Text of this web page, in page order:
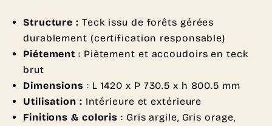
Structure : Teck issu de forêts gérées
durablement (certification responsable)
Piétement : Piètement et accoudoirs en teck
brut
Dimensions : L 1420 x P 730.5 x h 800.5 mm
Utilisation : Intérieure et extérieure
Finitions & coloris : Gris argile, Gris orage,